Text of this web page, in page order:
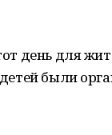
день для
были